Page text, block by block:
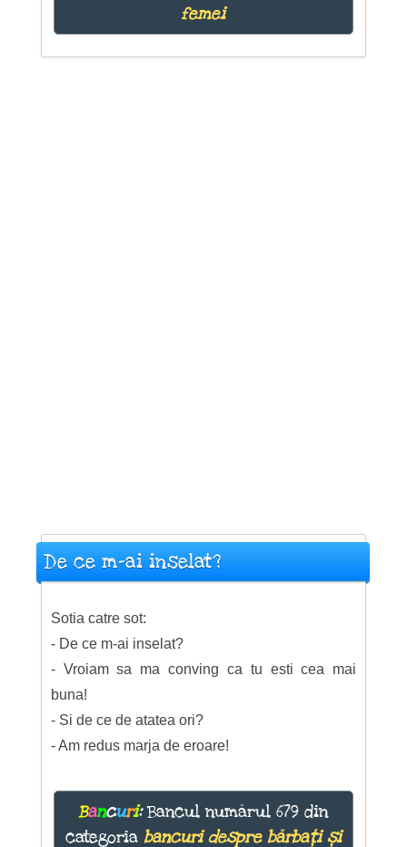
femei
De ce m-ai inselat?
Sotia catre sot:
- De ce m-ai inselat?
- Vroiam sa ma conving ca tu esti cea mai
buna!
- Si de ce de atatea ori?
- Am redus marja de eroare!
Bancuri:Bancul numărul 679 din
categoria bancuri despre bărbați și